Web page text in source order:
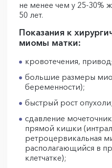
не менее чем у 25-30%
50 лет.
Показания к
миомы матки:
кровотечения,
большие размеры
беременности);
быстрый рост опухоли;
сдавление
прямой кишки
ретроцервикальная
располагающийся в
клетчатке);